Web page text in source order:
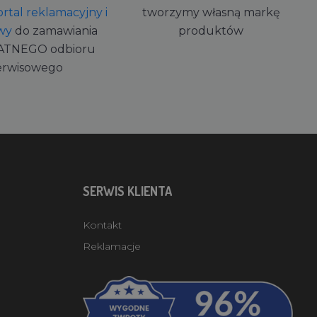
reklamacyjny i
do zamawiania
odbioru
tworzymy własną markę
produktów
SERWIS KLIENTA
Kontakt
Reklamacje